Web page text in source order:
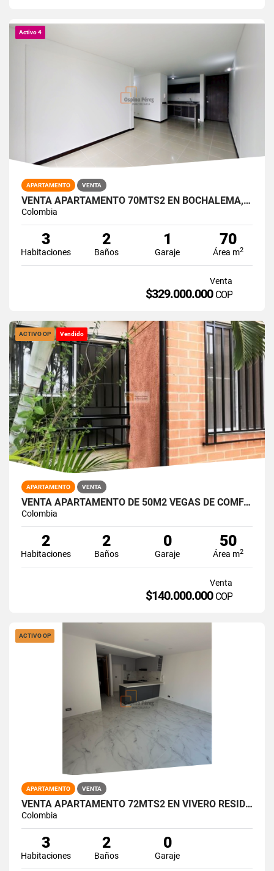
Activo 4
APARTAMENTO VENTA
VENTA APARTAMENTO 70MTS2 EN BOCHALEMA, SUR DE CALI 15017-4
Colombia
3
Habitaciones
2
Baños
1
Garaje
70
Área m2
Venta
$329.000.000 COP
ACTIVO OP Vendido
APARTAMENTO VENTA
VENTA APARTAMENTO DE 50M2 VEGAS DE COMFANDI, SUR DE CALI 15016-1
Colombia
2
Habitaciones
2
Baños
0
Garaje
50
Área m2
Venta
$140.000.000 COP
ACTIVO OP
APARTAMENTO VENTA
VENTA APARTAMENTO 72MTS2 EN VIVERO RESIDENCIAL, SUR DE CALI, 15012-1
Colombia
3
Habitaciones
2
Baños
0
Garaje